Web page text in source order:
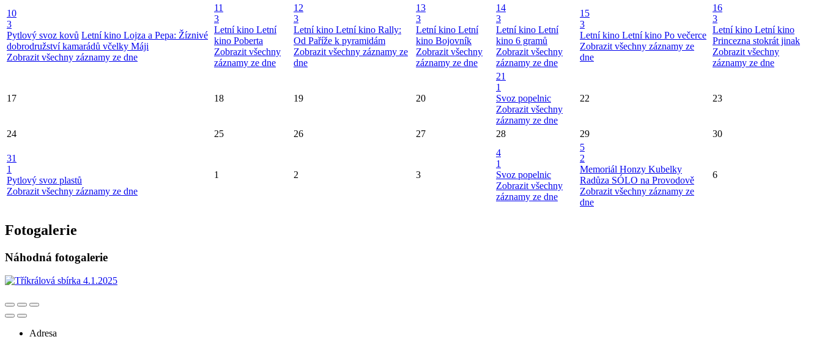
10
3
Pytlový svoz kovů Letní kino Lojza a Pepa: Žíznivé
dobrodružství kamarádů včelky Máji
Zobrazit všechny záznamy ze dne
11
3
Letní kino Letní
kino Poberta
Zobrazit všechny
záznamy ze dne
12
3
Letní kino Letní kino Rally:
Od Paříže k pyramidám
Zobrazit všechny záznamy ze
dne
13
3
Letní kino Letní
kino Bojovník
Zobrazit všechny
záznamy ze dne
14
3
Letní kino Letní
kino 6 gramů
Zobrazit všechny
záznamy ze dne
15
3
Letní kino Letní kino Po večerce
Zobrazit všechny záznamy ze
dne
16
3
Letní kino Letní kino
Princezna stokrát jinak
Zobrazit všechny
záznamy ze dne
17 18 19 20
21
1
Svoz popelnic
Zobrazit všechny
záznamy ze dne
22 23
24 25 26 27 28 29 30
31
1
Pytlový svoz plastů
Zobrazit všechny záznamy ze dne
1 2 3
4
1
Svoz popelnic
Zobrazit všechny
záznamy ze dne
5
2
Memoriál Honzy Kubelky
Radůza SÓLO na Provodově
Zobrazit všechny záznamy ze
dne
6
Fotogalerie
Náhodná fotogalerie
Adresa